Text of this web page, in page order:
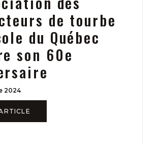
de tourbe
du Québec
son 60e
2024